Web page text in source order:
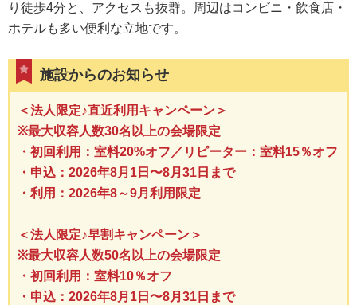
り徒歩4分と、アクセスも抜群。周辺はコンビニ・飲食店・
ホテルも多い便利な立地です。
施設からのお知らせ
＜法人限定♪直近利用キャンペーン＞
※最大収容人数30名以上の会場限定
・初回利用：室料20%オフ／リピーター：室料15％オフ
・申込：2026年8月1日〜8月31日まで
・利用：2026年8～9月利用限定
＜法人限定♪早割キャンペーン＞
※最大収容人数50名以上の会場限定
・初回利用：室料10％オフ
・申込：2026年8月1日〜8月31日まで